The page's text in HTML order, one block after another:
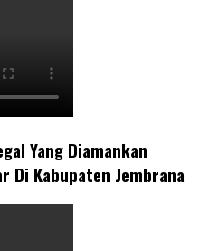
Yang Diamankan
Di Kabupaten Jembrana